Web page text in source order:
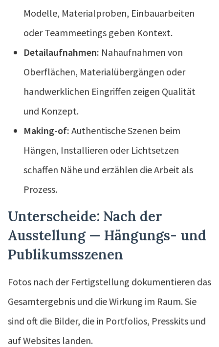
Modelle, Materialproben, Einbauarbeiten
oder Teammeetings geben Kontext.
Detailaufnahmen: Nahaufnahmen von
Oberflächen, Materialübergängen oder
handwerklichen Eingriffen zeigen Qualität
und Konzept.
Making-of: Authentische Szenen beim
Hängen, Installieren oder Lichtsetzen
schaffen Nähe und erzählen die Arbeit als
Prozess.
Unterscheide: Nach der
Ausstellung — Hängungs- und
Publikumsszenen
Fotos nach der Fertigstellung dokumentieren das
Gesamtergebnis und die Wirkung im Raum. Sie
sind oft die Bilder, die in Portfolios, Presskits und
auf Websites landen.